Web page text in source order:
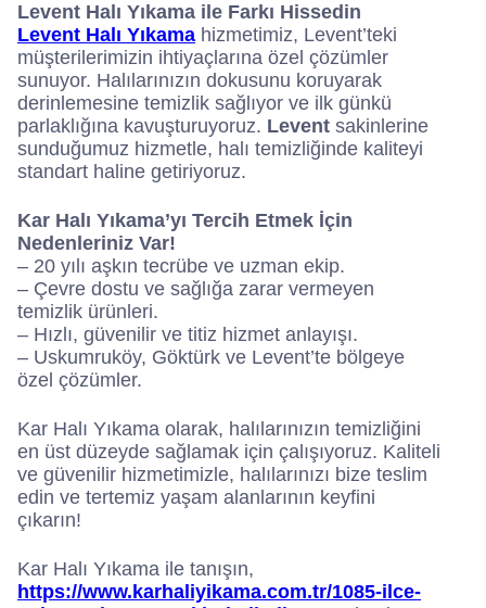
Levent Halı Yıkama ile Farkı Hissedin
Levent Halı Yıkama hizmetimiz, Levent’teki
müşterilerimizin ihtiyaçlarına özel çözümler
sunuyor. Halılarınızın dokusunu koruyarak
derinlemesine temizlik sağlıyor ve ilk günkü
parlaklığına kavuşturuyoruz. Levent sakinlerine
sunduğumuz hizmetle, halı temizliğinde kaliteyi
standart haline getiriyoruz.
Kar Halı Yıkama’yı Tercih Etmek İçin
Nedenleriniz Var!
– 20 yılı aşkın tecrübe ve uzman ekip.
– Çevre dostu ve sağlığa zarar vermeyen
temizlik ürünleri.
– Hızlı, güvenilir ve titiz hizmet anlayışı.
– Uskumruköy, Göktürk ve Levent’te bölgeye
özel çözümler.
Kar Halı Yıkama olarak, halılarınızın temizliğini
en üst düzeyde sağlamak için çalışıyoruz. Kaliteli
ve güvenilir hizmetimizle, halılarınızı bize teslim
edin ve tertemiz yaşam alanlarının keyfini
çıkarın!
Kar Halı Yıkama ile tanışın,
https://www.karhaliyikama.com.tr/1085-ilce-